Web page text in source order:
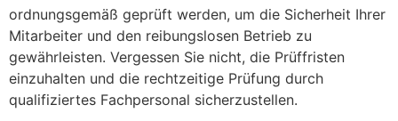
ordnungsgemäß geprüft werden, um die Sicherheit Ihrer
Mitarbeiter und den reibungslosen Betrieb zu
gewährleisten. Vergessen Sie nicht, die Prüffristen
einzuhalten und die rechtzeitige Prüfung durch
qualifiziertes Fachpersonal sicherzustellen.